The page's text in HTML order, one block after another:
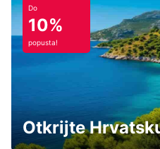
Do
10%
popusta!
Otkrijte